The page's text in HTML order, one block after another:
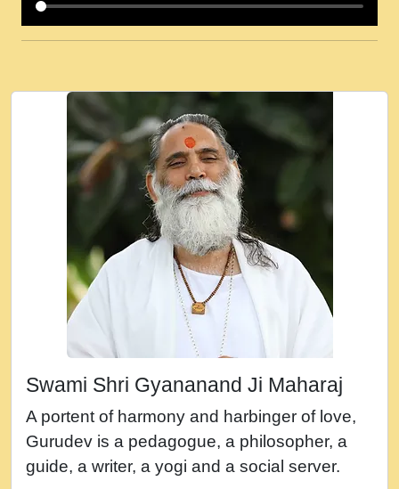
कई पकड क मर हथ र मह वदवन पहच दय! मह जन
Ki - Krishna Bhajan - New Bhajan 2020
#Ishwar Bhakti.mp3
जब से गीता ज्ञान पाया मैं बड़ी मस्ती में हूँ । 2018 -
Rishikesh - Ratan Ji Rasik.mp3
तन हल दल द सनव मड उतत सर रख क, नल रव त
गल लग जव त सर उतत हथ रख द!.mp3
तू कर प्रीतम से प्रीत, यूहीं दिन बीतते जाते हैं ।
2018 - Rishikesh - Swami Gyananand Ji
Maharaj.mp3
न म गवद गपल गद फर, पयर महन न रझद फर! shri
नह भरस रह लडडल... अपन खट करम क !!!! मह दद
सहर चरण क .....mp3
बगड नसब कसन सवर तर बगर Shri ravinandan
shastri ji maharaj.mp3
Swami Shri Gyananand Ji Maharaj
A portent of harmony and harbinger of love,
Gurudev is a pedagogue, a philosopher, a
guide, a writer, a yogi and a social server.